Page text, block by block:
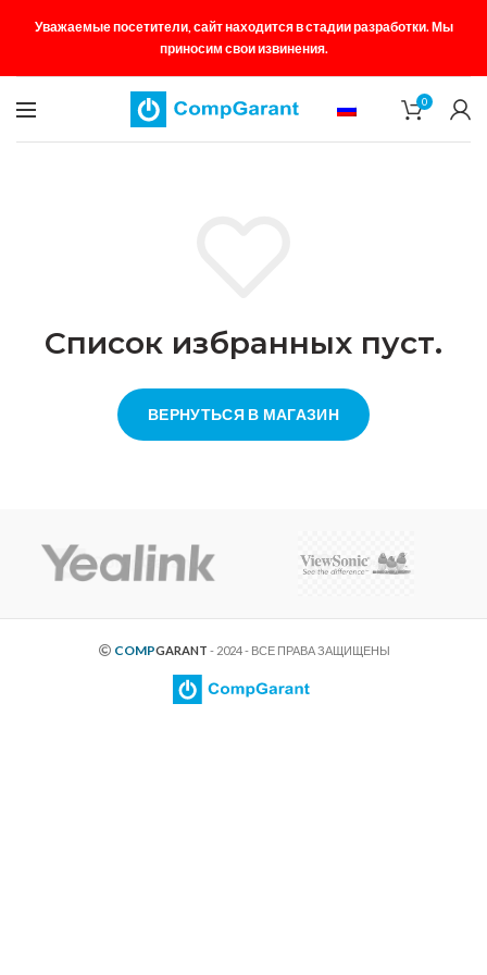
Уважаемые посетители, сайт находится в стадии разработки. Мы
приносим свои извинения.
0
Список избранных пуст.
ВЕРНУТЬСЯ В МАГАЗИН
COMPGARANT - 2024 - ВСЕ ПРАВА ЗАЩИЩЕНЫ